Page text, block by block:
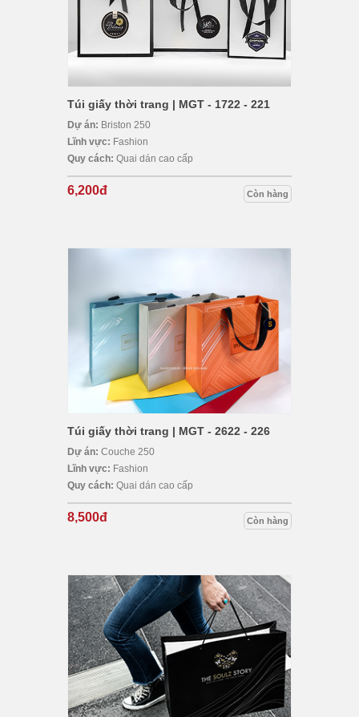
Túi giấy thời trang | MGT - 1722 - 221
Dự án: Briston 250
Lĩnh vực: Fashion
Quy cách: Quai dán cao cấp
6,200đ Còn hàng
Túi giấy thời trang | MGT - 2622 - 226
Dự án: Couche 250
Lĩnh vực: Fashion
Quy cách: Quai dán cao cấp
8,500đ Còn hàng